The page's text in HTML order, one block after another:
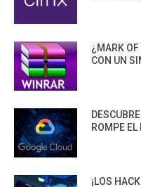
¿MARK OF
CON UN
ROMPE
¡LOS